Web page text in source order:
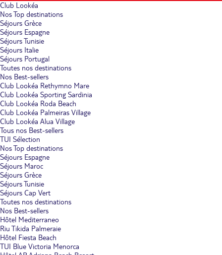
Club Lookéa
Nos Top destinations
Séjours Grèce
Séjours Espagne
Séjours Tunisie
Séjours Italie
Séjours Portugal
Toutes nos destinations
Nos Best-sellers
Club Lookéa Rethymno Mare
Club Lookéa Sporting Sardinia
Club Lookéa Roda Beach
Club Lookéa Palmeiras Village
Club Lookéa Alua Village
Tous nos Best-sellers
TUI Sélection
Nos Top destinations
Séjours Espagne
Séjours Maroc
Séjours Grèce
Séjours Tunisie
Séjours Cap Vert
Toutes nos destinations
Nos Best-sellers
Hôtel Mediterraneo
Riu Tikida Palmeraie
Hôtel Fiesta Beach
TUI Blue Victoria Menorca